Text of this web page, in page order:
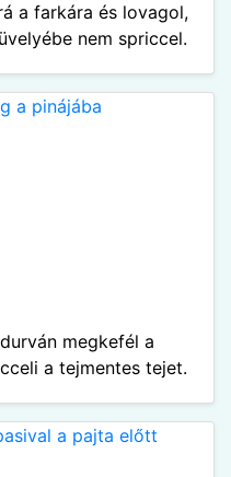
a farkára és lovagol,
nem spriccel.
megkefél a
a tejmentes tejet.